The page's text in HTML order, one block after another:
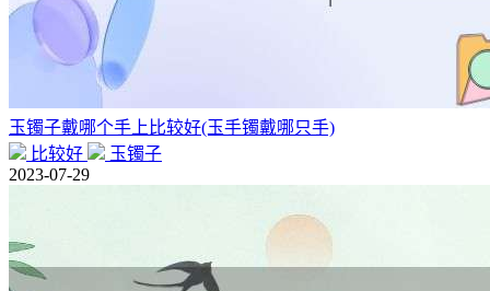
玉镯子戴哪个手上比较好(玉手镯戴哪只手)
比较好
玉镯子
2023-07-29